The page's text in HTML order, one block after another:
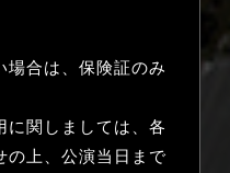
合は、保険証のみ
関しましては、各
の上、公演当日まで